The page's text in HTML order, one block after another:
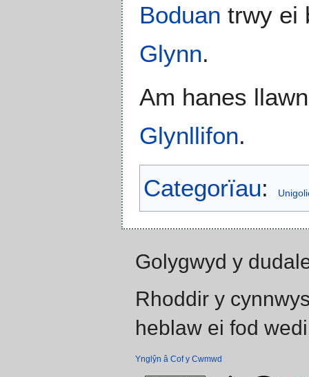
Boduan trwy ei
Glynn.
Am hanes
Glynllifon.
Categorïau:
Golygwyd y
Rhoddir y
heblaw ei fod
Ynglŷn â Cof y Cwmwd